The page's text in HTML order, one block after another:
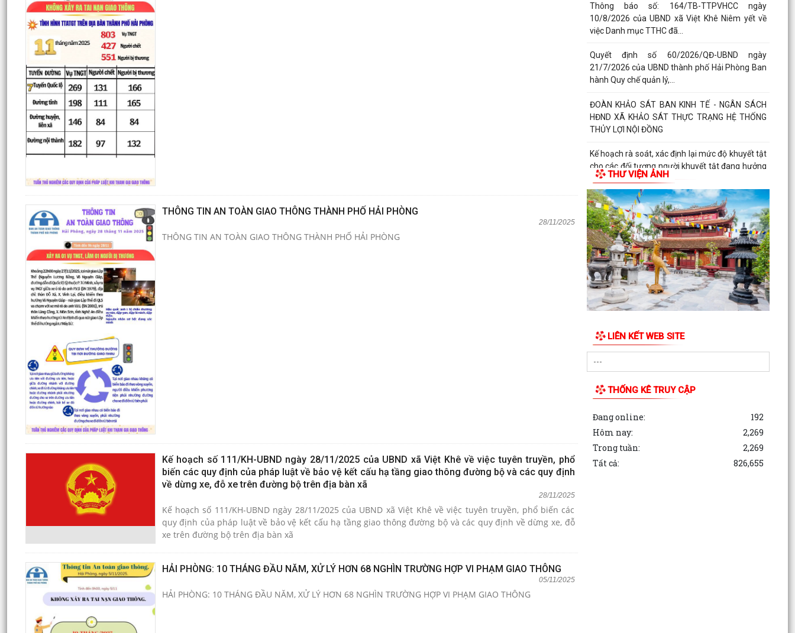
THÔNG TIN AN TOÀN GIAO THÔNG THÀNH PHỐ HẢI PHÒNG
28/11/2025
THÔNG TIN AN TOÀN GIAO THÔNG THÀNH PHỐ HẢI PHÒNG
Kế hoạch số 111/KH-UBND ngày 28/11/2025 của UBND xã Việt Khê về việc tuyên truyền, phổ
biến các quy định của pháp luật về bảo vệ kết cấu hạ tầng giao thông đường bộ và các quy định
về dừng xe, đỗ xe trên đường bộ trên địa bàn xã
28/11/2025
Kế hoạch số 111/KH-UBND ngày 28/11/2025 của UBND xã Việt Khê về việc tuyên truyền, phổ biến các
quy định của pháp luật về bảo vệ kết cấu hạ tầng giao thông đường bộ và các quy định về dừng xe, đỗ
xe trên đường bộ trên địa bàn xã
HẢI PHÒNG: 10 THÁNG ĐẦU NĂM, XỬ LÝ HƠN 68 NGHÌN TRƯỜNG HỢP VI PHẠM GIAO THÔNG
05/11/2025
HẢI PHÒNG: 10 THÁNG ĐẦU NĂM, XỬ LÝ HƠN 68 NGHÌN TRƯỜNG HỢP VI PHẠM GIAO THÔNG
Thông báo số: 164/TB-TTPVHCC ngày
10/8/2026 của UBND xã Việt Khê Niêm yết về
việc Danh mục TTHC đã...
Quyết định số 60/2026/QĐ-UBND ngày
21/7/2026 của UBND thành phố Hải Phòng Ban
hành Quy chế quản lý,...
ĐOÀN KHẢO SÁT BAN KINH TẾ - NGÂN SÁCH
HĐND XÃ KHẢO SÁT THỰC TRẠNG HỆ THỐNG
THỦY LỢI NỘI ĐỒNG
Kế hoạch rà soát, xác định lại mức độ khuyết tật
cho các đối tượng người khuyết tật đang hưởng
trợ...
UBND xã Việt Khê tổ chức Hội nghị triển khai
Chiến dịch 90 ngày khám sức khỏe toàn dân kết
hợp với...
THƯ VIỆN ẢNH
LIÊN KẾT WEB SITE
THỐNG KÊ TRUY CẬP
Đang online:
192
Hôm nay:
2,269
Trong tuần:
2,269
Tất cả:
826,655